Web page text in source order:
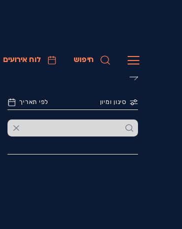
לוח אירועים חיפוש
סינון ומיון לפי תאריך